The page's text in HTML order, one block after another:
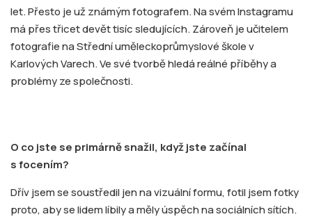
let. Přesto je už známým fotografem. Na svém Instagramu
má přes třicet devět tisíc sledujících. Zároveň je učitelem
fotografie na Střední uměleckoprůmyslové škole v
Karlových Varech. Ve své tvorbě hledá reálné příběhy a
problémy ze společnosti.
O co jste se primárně snažil, když jste začínal
s focením?
Dřív jsem se soustředil jen na vizuální formu, fotil jsem fotky
proto, aby se lidem líbily a měly úspěch na sociálních sítích.